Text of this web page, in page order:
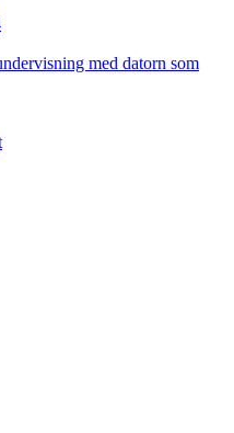
med datorn som